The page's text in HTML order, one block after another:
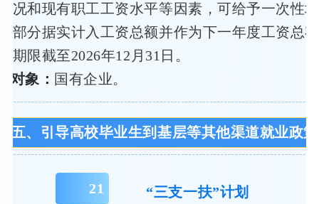
况和现有职工工资水平等因素，可给予一次性
部分据实计入工资总额并作为下一年度工资总
期限截至2026年12月31日。
对象： 国有企业。
五、引导高校毕业生到基层等其他渠道就业政策
21
“三支一扶”计划